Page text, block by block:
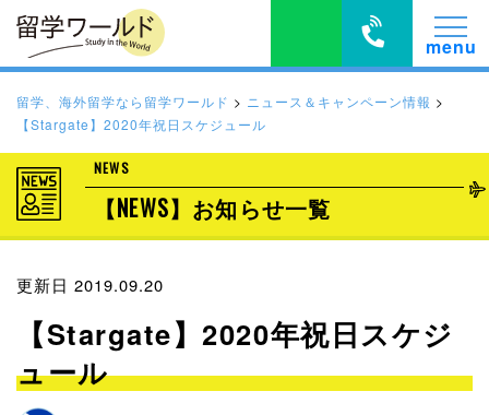
留学、海外留学なら留学ワールド > ニュース＆キャンペーン情報 >
【Stargate】2020年祝日スケジュール
NEWS
【NEWS】お知らせ一覧
更新日 2019.09.20
【Stargate】2020年祝日スケジ
ュール